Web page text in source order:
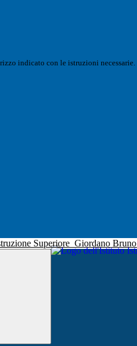
indicato con le istruzioni necessarie.
Superiore Giordano Bruno